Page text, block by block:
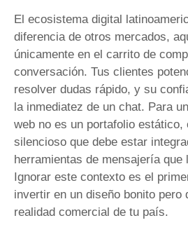
El ecosistema digital
diferencia de otros mercados,
únicamente en el carrito de
conversación. Tus clientes
resolver dudas rápido, y su
la inmediatez de un chat. Para
web no es un portafolio estático,
silencioso que debe estar
herramientas de mensajería que
Ignorar este contexto es el
invertir en un diseño bonito pero
realidad comercial de tu país.